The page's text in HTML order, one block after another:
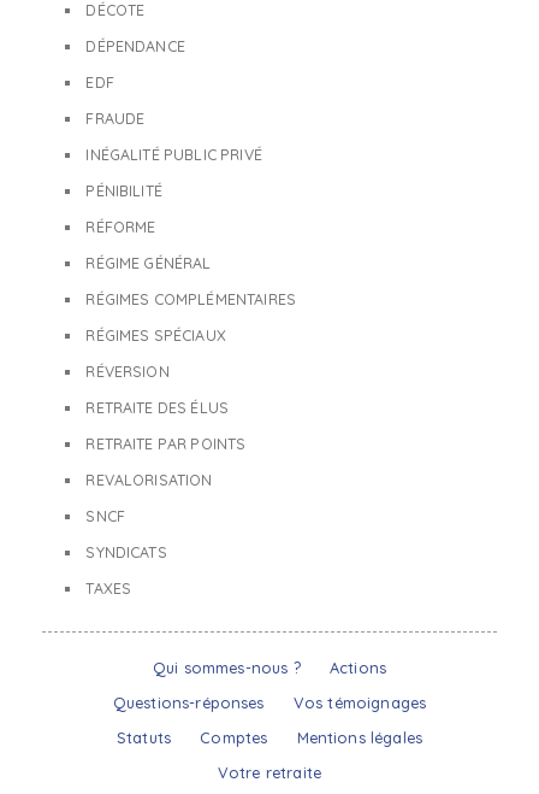
DÉCOTE
DÉPENDANCE
EDF
FRAUDE
INÉGALITÉ PUBLIC PRIVÉ
PÉNIBILITÉ
RÉFORME
RÉGIME GÉNÉRAL
RÉGIMES COMPLÉMENTAIRES
RÉGIMES SPÉCIAUX
RÉVERSION
RETRAITE DES ÉLUS
RETRAITE PAR POINTS
REVALORISATION
SNCF
SYNDICATS
TAXES
Qui sommes-nous ?
Actions
Questions-réponses
Vos témoignages
Statuts
Comptes
Mentions légales
Votre retraite